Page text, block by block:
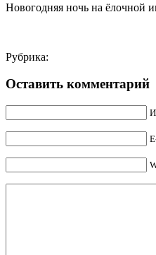
Новогодняя ночь на ёлочной
Рубрика:
Оставить комментарий